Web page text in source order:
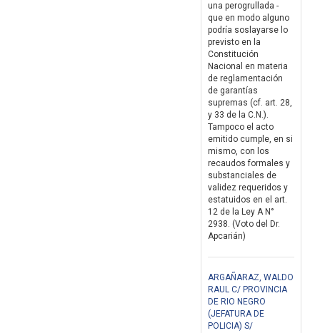
una perogrullada -
que en modo alguno
podría soslayarse lo
previsto en la
Constitución
Nacional en materia
de reglamentación
de garantías
supremas (cf. art. 28,
y 33 de la C.N.).
Tampoco el acto
emitido cumple, en si
mismo, con los
recaudos formales y
substanciales de
validez requeridos y
estatuidos en el art.
12 de la Ley A N°
2938. (Voto del Dr.
Apcarián)
ARGAÑARAZ, WALDO
RAUL C/ PROVINCIA
DE RIO NEGRO
(JEFATURA DE
POLICIA) S/